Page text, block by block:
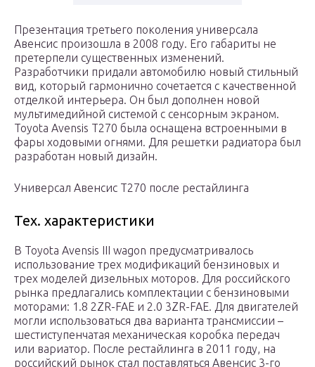
Презентация третьего поколения универсала
Авенсис произошла в 2008 году. Его габариты не
претерпели существенных изменений.
Разработчики придали автомобилю новый стильный
вид, который гармонично сочетается с качественной
отделкой интерьера. Он был дополнен новой
мультимедийной системой с сенсорным экраном.
Toyota Avensis T270 была оснащена встроенными в
фары ходовыми огнями. Для решетки радиатора был
разработан новый дизайн.
Универсал Авенсис Т270 после рестайлинга
Тех. характеристики
В Toyota Avensis III wagon предусматривалось
использование трех модификаций бензиновых и
трех моделей дизельных моторов. Для российского
рынка предлагались комплектации с бензиновыми
моторами: 1.8 2ZR-FAE и 2.0 3ZR-FAE. Для двигателей
могли использоваться два варианта трансмиссии –
шестиступенчатая механическая коробка передач
или вариатор. После рестайлинга в 2011 году, на
российский рынок стал поставляться Авенсис 3-го